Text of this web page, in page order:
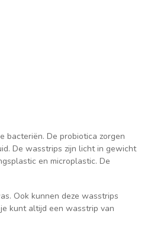
bacteriën. De probiotica zorgen
De wasstrips zijn licht in gewicht
en microplastic. De
Ook kunnen deze wasstrips
kunt altijd een wasstrip van